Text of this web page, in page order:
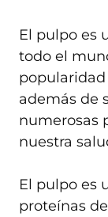
El pulpo es
todo el
popularidad
además de
numerosas
nuestra
El pulpo es
proteínas